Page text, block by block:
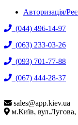
Авторизація/
(044) 496-14-97
(063) 233-03-26
(093) 701-77-88
(067) 444-28-37
sales@app.kiev.ua
м.Київ, вул.Лугова,